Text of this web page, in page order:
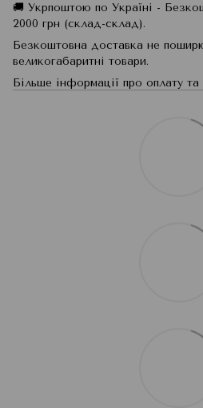
🚚 Укрпоштою по Україні -
2000 грн (склад-склад).
Безкоштовна доставка не
великогабаритні товари.
Більше інформації про оплату та